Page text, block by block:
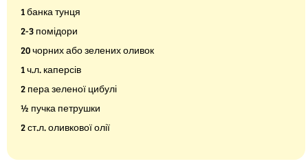
1 банка тунця
2-3 помідори
20 чорних або зелених оливок
1 ч.л. каперсів
2 пера зеленої цибулі
½ пучка петрушки
2 ст.л. оливкової олії